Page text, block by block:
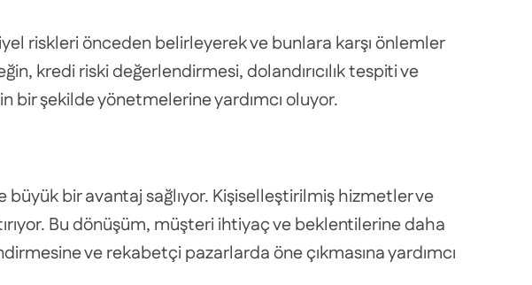
riskleri önceden belirleyerek ve bunlara karşı önlemler
kredi riski değerlendirmesi, dolandırıcılık tespiti ve
şekilde yönetmelerine yardımcı oluyor.
bir avantaj sağlıyor. Kişiselleştirilmiş hizmetler ve
Bu dönüşüm, müşteri ihtiyaç ve beklentilerine daha
ve rekabetçi pazarlarda öne çıkmasına yardımcı